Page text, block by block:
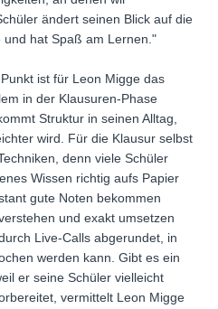
ändert seinen Blick auf die
hat Spaß am Lernen."
ist für Leon Migge das
in der Klausuren-Phase
Struktur in seinen Alltag,
wird. Für die Klausur selbst
denn viele Schüler
Wissen richtig aufs Papier
gute Noten bekommen
und exakt umsetzen
Live-Calls abgerundet, in
werden kann. Gibt es ein
er seine Schüler vielleicht
vermittelt Leon Migge